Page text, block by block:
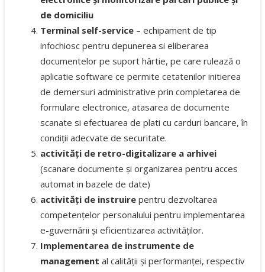
de domiciliu
Terminal self-service – echipament de tip
infochiosc pentru depunerea si eliberarea
documentelor pe suport hârtie, pe care rulează o
aplicatie software ce permite cetatenilor initierea
de demersuri administrative prin completarea de
formulare electronice, atasarea de documente
scanate si efectuarea de plati cu carduri bancare, în
condiții adecvate de securitate.
activități de retro-digitalizare a arhivei
(scanare documente și organizarea pentru acces
automat in bazele de date)
activități de instruire pentru dezvoltarea
competențelor personalului pentru implementarea
e-guvernării și eficientizarea activităților.
Implementarea de instrumente de
management al calității și performanței, respectiv